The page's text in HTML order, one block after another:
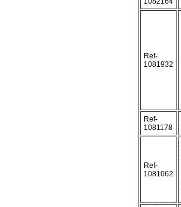
Ref-
1081932
Ref-
1081178
Ref-
1081062